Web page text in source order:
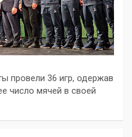
провели 36 игр, одержав
число мячей в своей